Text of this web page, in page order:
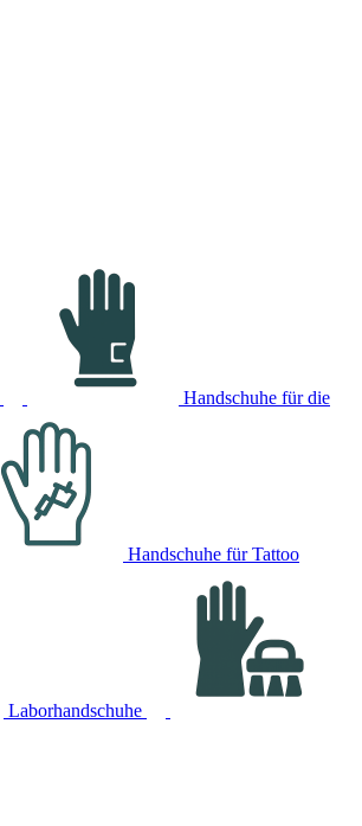
Handschuhe für die
Handschuhe für Tattoo
Laborhandschuhe